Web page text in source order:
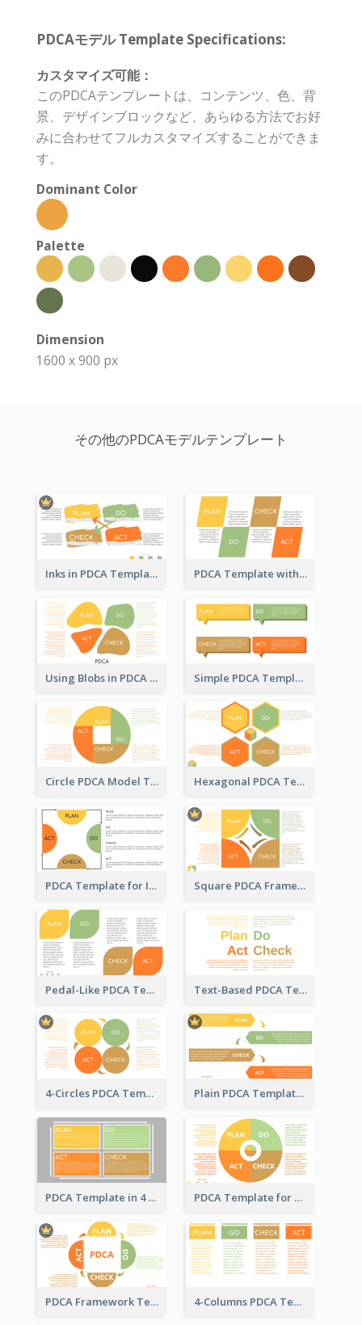
PDCAモデル Template Specifications:
カスタマイズ可能：
このPDCAテンプレートは、コンテンツ、色、背
景、デザインブロックなど、あらゆる方法でお好
みに合わせてフルカスタマイズすることができま
す。
Dominant Color
Palette
Dimension
1600 x 900 px
その他のPDCAモデルテンプレート
Inks in PDCA Template PDCA Template with Parallelograms
Using Blobs in PDCA Template Simple PDCA Template
Circle PDCA Model Template Hexagonal PDCA Template
PDCA Template for Infographic Square PDCA Framework Template
Pedal-Like PDCA Template Text-Based PDCA Template
4-Circles PDCA Template Plain PDCA Template
PDCA Template in 4 Quadrants PDCA Template for Business
PDCA Framework Template with Semi-Circle 4-Columns PDCA Template